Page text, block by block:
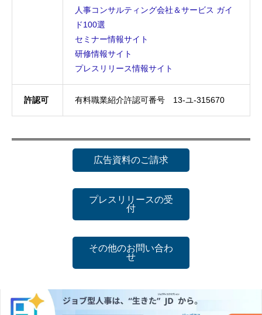
人事コンサルティング会社＆サービス ガイ
ド100選
セミナー情報サイト
研修情報サイト
プレスリリース情報サイト
許認可 有料職業紹介許認可番号 13-ユ-315670
広告資料のご請求
プレスリリースの受
付
その他のお問い合わ
せ